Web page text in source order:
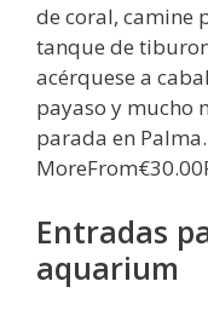
de coral, camine
tanque de
acérquese a
payaso y mucho
parada en
Entradas
aquarium